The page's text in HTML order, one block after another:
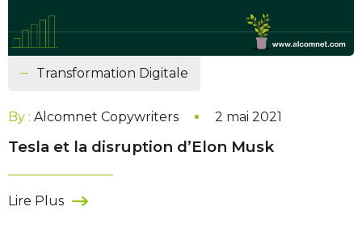
Transformation Digitale
By : Alcomnet Copywriters 2 mai 2021
Tesla et la disruption d’Elon Musk
Lire Plus